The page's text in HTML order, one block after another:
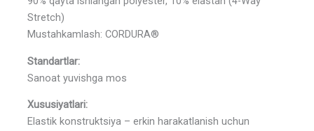
Stretch)
Mustahkamlash: CORDURA®
Standartlar:
Sanoat yuvishga mos
Xususiyatlari:
Elastik konstruktsiya – erkin harakatlanish uchun